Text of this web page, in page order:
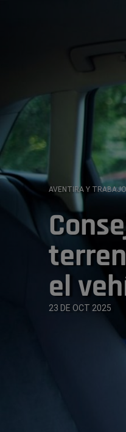
AVENTIRA Y TRABAJO
el
23 DE OCT 2025